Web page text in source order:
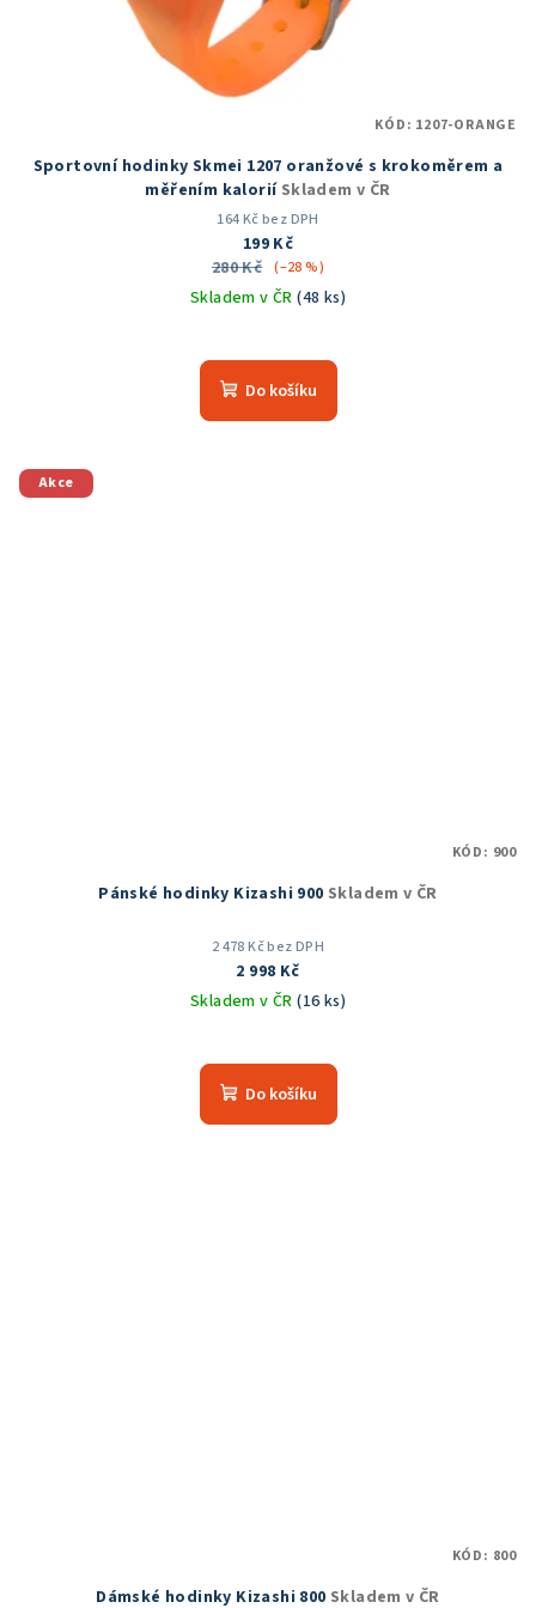
Sportovní hodinky Skmei 1207 oranžové s krokoměrem a
měřením kalorií Skladem v ČR
164 Kč bez DPH
199 Kč
280 Kč (–28 %)
Skladem v ČR(48 ks)
hodnocení
produktu
Do košíku
KÓD: 1207-ORANGE
Akce
Pánské hodinky Kizashi 900 Skladem v ČR
2 478 Kč bez DPH
2 998 Kč
Skladem v ČR(16 ks)
hodnocení
produktu
Do košíku
KÓD: 900
Dámské hodinky Kizashi 800 Skladem v ČR
KÓD: 800